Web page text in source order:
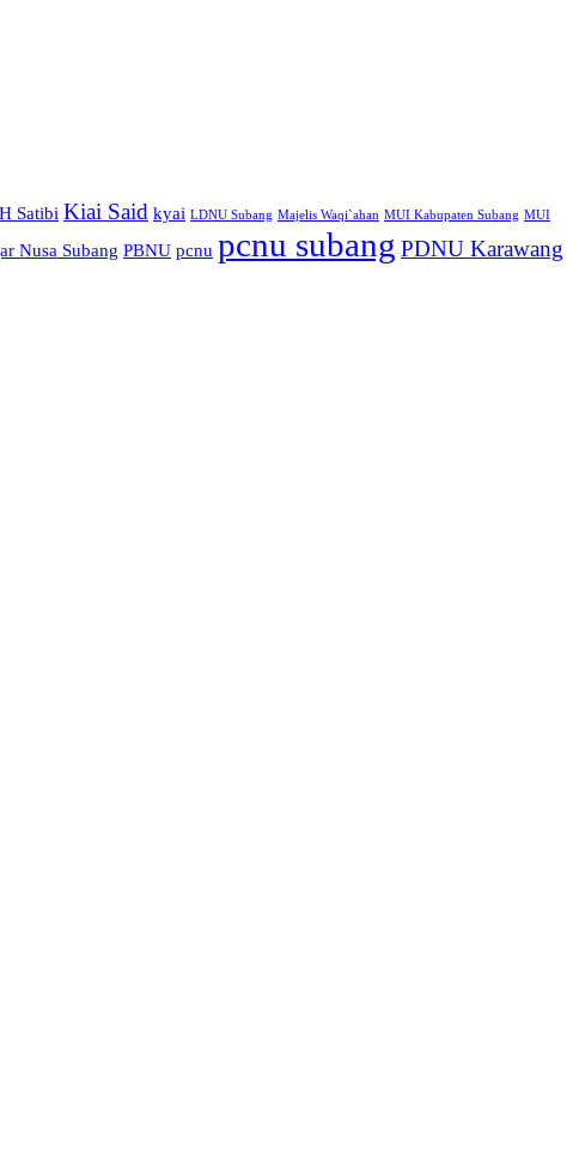
Satibi Kiai Said kyai LDNU Subang Majelis Waqi`ahan MUI Kabupaten Subang MUI
Nusa Subang PBNU pcnu pcnu subang PDNU Karawang